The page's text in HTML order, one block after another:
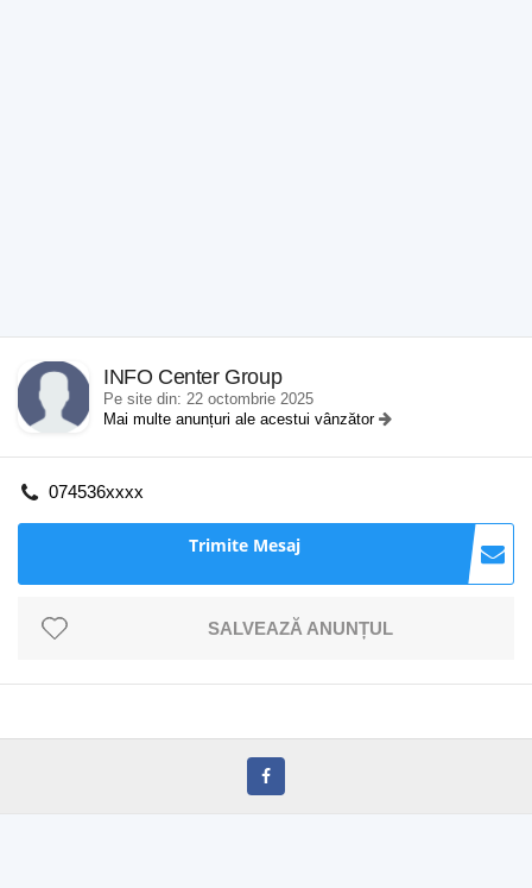
INFO Center Group
Pe site din: 22 octombrie 2025
Mai multe anunțuri ale acestui vânzător
074536xxxx
Trimite Mesaj
SALVEAZĂ ANUNȚUL